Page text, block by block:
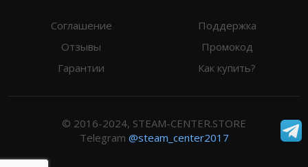
© 2016-2024, STEAM-CENTER.STORE
Telegram @steam_center2017
Соглашение
Поддержка
Отзывы
Промокод
Гарантии
Как купить?